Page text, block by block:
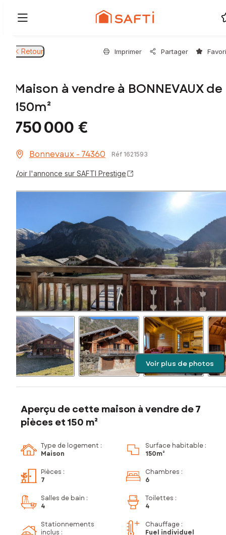
Retour Imprimer Partager
Maison à vendre à BONNEVAUX de
150m²
750 000 €
Bonnevaux - 74360 Réf 1621593
Voir l'annonce sur SAFTI Prestige
Voir plus de photos
Aperçu de cette maison à vendre de 7
pièces et 150 m²
Type de logement :
Maison
Surface habitable :
150m²
Pièces :
7
Chambres :
6
Salles de bain :
4
Toilettes :
4
Stationnements
inclus :
Chauffage :
Fuel individuel